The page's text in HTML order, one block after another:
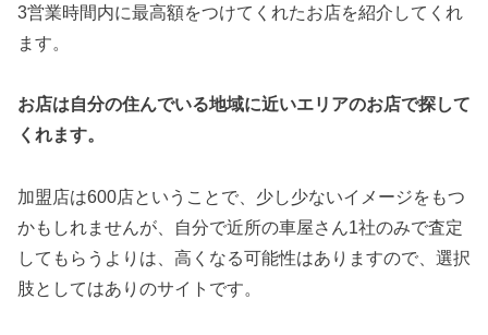
3営業時間内に最高額をつけてくれたお店を紹介してくれ
ます。
お店は自分の住んでいる地域に近いエリアのお店で探して
くれます。
加盟店は600店ということで、少し少ないイメージをもつ
かもしれませんが、自分で近所の車屋さん1社のみで査定
してもらうよりは、高くなる可能性はありますので、選択
肢としてはありのサイトです。